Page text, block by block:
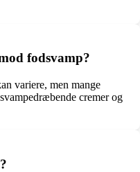
fodsvamp?
variere, men mange
cremer og